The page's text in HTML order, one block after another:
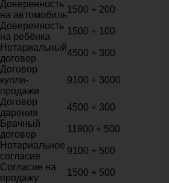
Доверенность
на автомобиль
1500 + 200
Доверенность
на ребёнка
1500 + 100
Нотариальный
договор
4500 + 300
Договор
купли-
продажи
9100 + 3000
Договор
дарения
4500 + 300
Брачный
договор
11800 + 500
Нотариальное
согласие
9100 + 500
Согласие на
продажу
1500 + 500